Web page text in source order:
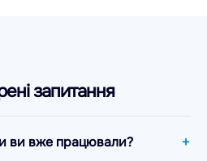
запитання
ви вже працювали?